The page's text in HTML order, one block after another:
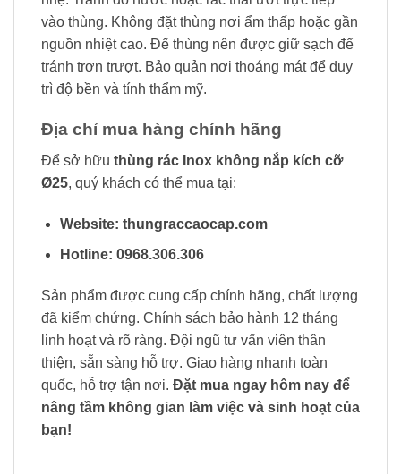
vào thùng. Không đặt thùng nơi ẩm thấp hoặc gần
nguồn nhiệt cao. Đế thùng nên được giữ sạch để
tránh trơn trượt. Bảo quản nơi thoáng mát để duy
trì độ bền và tính thẩm mỹ.
Địa chỉ mua hàng chính hãng
Để sở hữu thùng rác Inox không nắp kích cỡ
Ø25, quý khách có thể mua tại:
Website: thungraccaocap.com
Hotline: 0968.306.306
Sản phẩm được cung cấp chính hãng, chất lượng
đã kiểm chứng. Chính sách bảo hành 12 tháng
linh hoạt và rõ ràng. Đội ngũ tư vấn viên thân
thiện, sẵn sàng hỗ trợ. Giao hàng nhanh toàn
quốc, hỗ trợ tận nơi. Đặt mua ngay hôm nay để
nâng tầm không gian làm việc và sinh hoạt của
bạn!